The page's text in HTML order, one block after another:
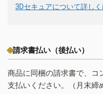
3Dセキュアについて詳し
請求書払い（後払い）
商品に同梱の請求書で、コ
支払いください。（月末締